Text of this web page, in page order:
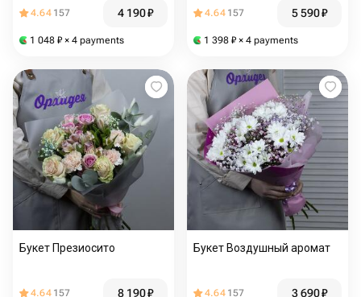
4.64 157 4 190₽
1 048 ₽ × 4 payments
4.64 157 5 590₽
1 398 ₽ × 4 payments
Букет Презиосито
4.64 157 8 190₽
Букет Воздушный аромат
4.64 157 3 690₽